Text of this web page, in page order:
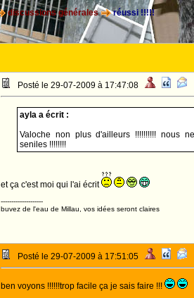
discussions générales réussi !!!!!
Posté le 29-07-2009 à 17:47:08
ayla a écrit :
Valoche non plus d'ailleurs !!!!!!!!!! nous
seniles !!!!!!!!
et ça c'est moi qui l'ai écrit
--------------------
buvez de l'eau de Millau, vos idées seront claires
Posté le 29-07-2009 à 17:51:05
ben voyons !!!!!!trop facile ça je sais faire !!!